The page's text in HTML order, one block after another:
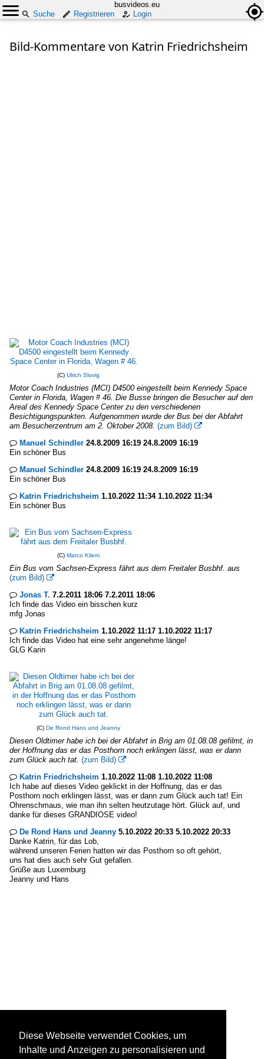
busvideos.eu
Suche
Registrieren Login
Bild-Kommentare von Katrin Friedrichsheim
(C) Ulrich Slovig
Motor Coach Industries (MCI) D4500 eingestellt beim Kennedy Space
Center in Florida, Wagen # 46. Die Busse bringen die Besucher auf den
Areal des Kennedy Space Center zu den verschiedenen
Besichtigungspunkten. Aufgenommen wurde der Bus bei der Abfahrt
am Besucherzentrum am 2. Oktober 2008. (zum Bild) 
 Manuel Schindler 24.8.2009 16:19 24.8.2009 16:19
Ein schöner Bus
 Manuel Schindler 24.8.2009 16:19 24.8.2009 16:19
Ein schöner Bus
 Katrin Friedrichsheim 1.10.2022 11:34 1.10.2022 11:34
Ein schöner Bus
(C) Marco Kliem
Ein Bus vom Sachsen-Express fährt aus dem Freitaler Busbhf. aus
(zum Bild) 
 Jonas T. 7.2.2011 18:06 7.2.2011 18:06
Ich finde das Video ein bisschen kurz
mfg Jonas
 Katrin Friedrichsheim 1.10.2022 11:17 1.10.2022 11:17
Ich finde das Video hat eine sehr angenehme länge!
GLG Karin
(C) De Rond Hans und Jeanny
Diesen Oldtimer habe ich bei der Abfahrt in Brig am 01.08.08 gefilmt, in
der Hoffnung das er das Posthorn noch erklingen lässt, was er dann
zum Glück auch tat. (zum Bild) 
 Katrin Friedrichsheim 1.10.2022 11:08 1.10.2022 11:08
Ich habe auf dieses Video geklickt in der Hoffnung, das er das
Posthorn noch erklingen lässt, was er dann zum Glück auch tat! Ein
Ohrenschmaus, wie man ihn selten heutzutage hört. Glück auf, und
danke für dieses GRANDIOSE video!
 De Rond Hans und Jeanny 5.10.2022 20:33 5.10.2022 20:33
Danke Katrin, für das Lob,
während unseren Ferien hatten wir das Posthorn so oft gehört,
uns hat dies auch sehr Gut gefallen.
Grüße aus Luxemburg
Jeanny und Hans
Diese Webseite verwendet Cookies, um
Inhalte und Anzeigen zu personalisieren und